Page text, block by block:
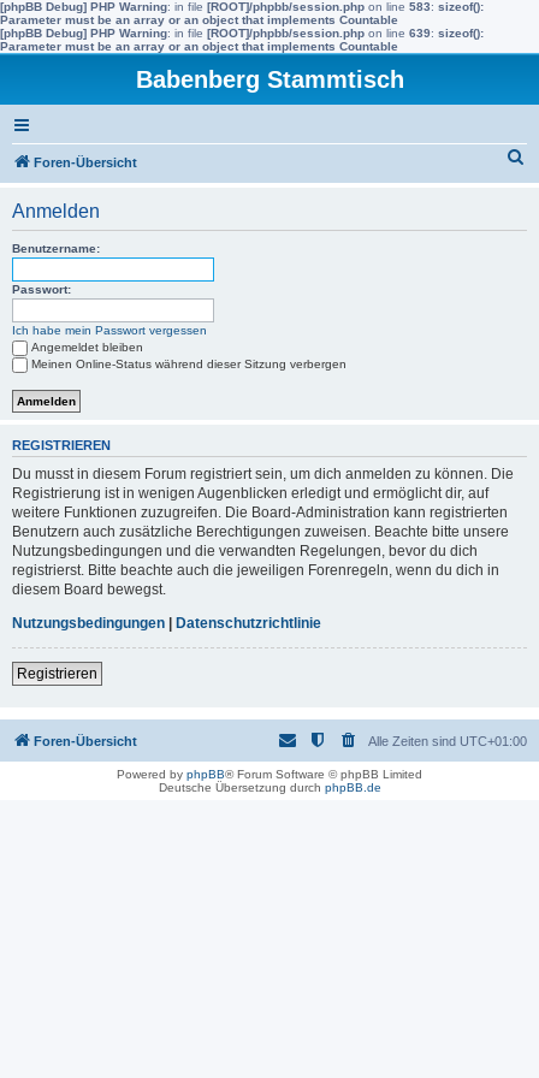
[phpBB Debug] PHP Warning: in file [ROOT]/phpbb/session.php on line 583: sizeof():
Parameter must be an array or an object that implements Countable
[phpBB Debug] PHP Warning: in file [ROOT]/phpbb/session.php on line 639: sizeof():
Parameter must be an array or an object that implements Countable
Babenberg Stammtisch
Foren-Übersicht
Anmelden
Benutzername:
Passwort:
Ich habe mein Passwort vergessen
Angemeldet bleiben
Meinen Online-Status während dieser Sitzung verbergen
REGISTRIEREN
Du musst in diesem Forum registriert sein, um dich anmelden zu können. Die
Registrierung ist in wenigen Augenblicken erledigt und ermöglicht dir, auf
weitere Funktionen zuzugreifen. Die Board-Administration kann registrierten
Benutzern auch zusätzliche Berechtigungen zuweisen. Beachte bitte unsere
Nutzungsbedingungen und die verwandten Regelungen, bevor du dich
registrierst. Bitte beachte auch die jeweiligen Forenregeln, wenn du dich in
diesem Board bewegst.
Nutzungsbedingungen | Datenschutzrichtlinie
Registrieren
Foren-Übersicht Alle Zeiten sind UTC+01:00
Powered by phpBB® Forum Software © phpBB Limited
Deutsche Übersetzung durch phpBB.de